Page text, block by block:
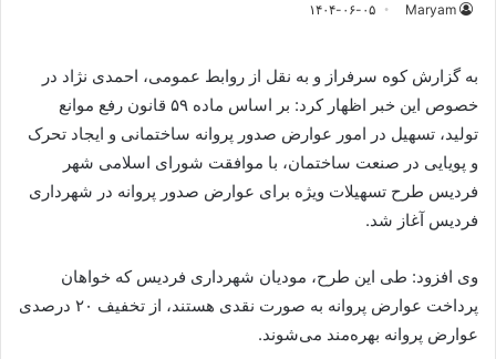
Maryam ۱۴۰۴-۰۶-۰۵
به گزارش کوه سرفراز و به نقل از روابط عمومی، احمدی نژاد در
خصوص این خبر اظهار کرد: بر اساس ماده ۵۹ قانون رفع موانع
تولید، تسهیل در امور عوارض صدور پروانه ساختمانی و ایجاد تحرک
و پویایی در صنعت ساختمان، با موافقت شورای اسلامی شهر
فردیس طرح تسهیلات ویژه برای عوارض صدور پروانه در شهرداری
فردیس آغاز شد.
وی افزود: طی این طرح، مودیان شهرداری فردیس که خواهان
پرداخت عوارض پروانه به صورت نقدی هستند، از تخفیف ۲۰ درصدی
عوارض پروانه بهره‌مند می‌شوند.